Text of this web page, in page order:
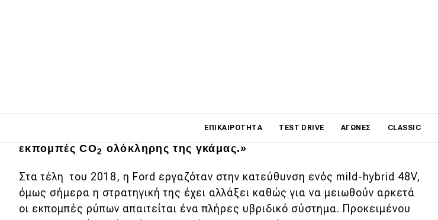
ΕΠΙΚΑΙΡΌΤΗΤΑ TEST DRIVE ΑΓΏΝΕΣ CLASSIC
Main navigation
Επικαιρότητα
Νέα μοντέλα
ομάδα μηχανικών μας να βρει λύση όσον αφορά τον κινητήρα, και
αυτό δεν είναι καθόλου εύκολο δεδομένων των κανονισμών για
εκπομπές CO2 ολόκληρης της γκάμας.»
Στα τέλη του 2018, η Ford εργαζόταν στην κατεύθυνση ενός mild-hybrid 48V,
όμως σήμερα η στρατηγική της έχει αλλάξει καθώς για να μειωθούν αρκετά
οι εκπομπές ρύπων απαιτείται ένα πλήρες υβριδικό σύστημα. Προκειμένου